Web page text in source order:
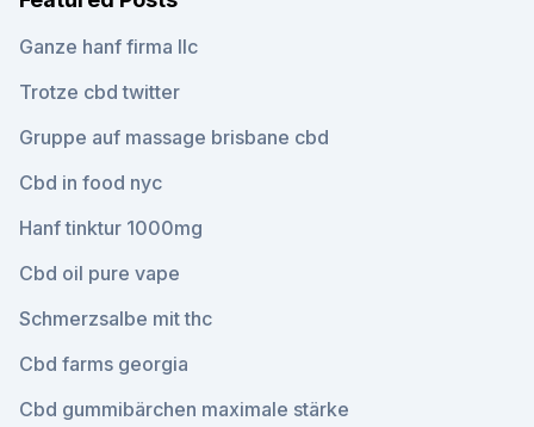
Ganze hanf firma llc
Trotze cbd twitter
Gruppe auf massage brisbane cbd
Cbd in food nyc
Hanf tinktur 1000mg
Cbd oil pure vape
Schmerzsalbe mit thc
Cbd farms georgia
Cbd gummibärchen maximale stärke